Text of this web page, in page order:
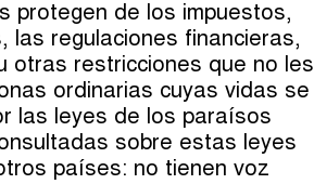
et Justice Sociale
Diaries
India Decoded
Buscar
protegen de los impuestos,
las regulaciones financieras,
otras restricciones que no les
ordinarias cuyas vidas se
las leyes de los paraísos
sobre estas leyes
países: no tienen voz